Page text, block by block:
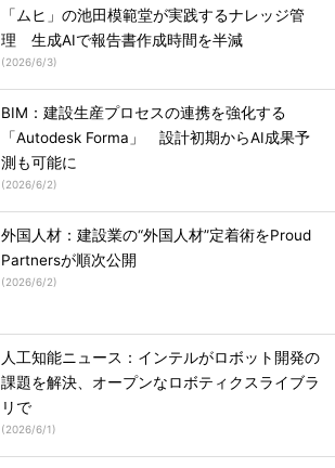
「ムヒ」の池田模範堂が実践するナレッジ管
理 生成AIで報告書作成時間を半減
(2026/6/3)
BIM：建設生産プロセスの連携を強化する
「Autodesk Forma」 設計初期からAI成果予
測も可能に
(2026/6/2)
外国人材：建設業の“外国人材”定着術をProud
Partnersが順次公開
(2026/6/2)
人工知能ニュース：インテルがロボット開発の
課題を解決、オープンなロボティクスライブラ
リで
(2026/6/1)